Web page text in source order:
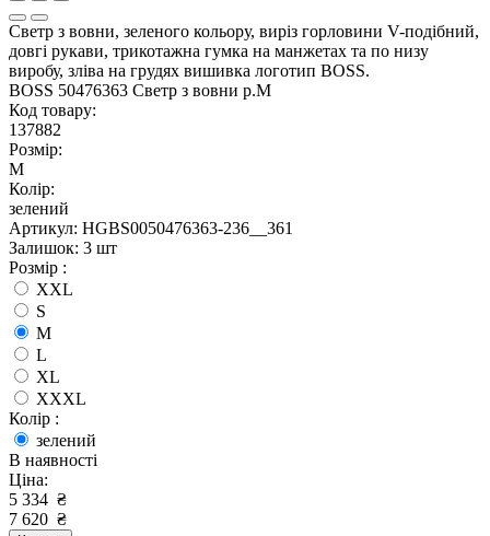
Светр з вовни, зеленого кольору, виріз горловини V-подібний,
довгі рукави, трикотажна гумка на манжетах та по низу
виробу, зліва на грудях вишивка логотип BOSS.
BOSS 50476363 Светр з вовни р.M
Код товару:
137882
Розмір:
M
Колір:
зелений
Артикул: HGBS0050476363-236__361
Залишок: 3 шт
Розмір :
XXL
S
M
L
XL
XXXL
Колір :
зелений
В наявності
Ціна:
5 334 ₴
7 620 ₴